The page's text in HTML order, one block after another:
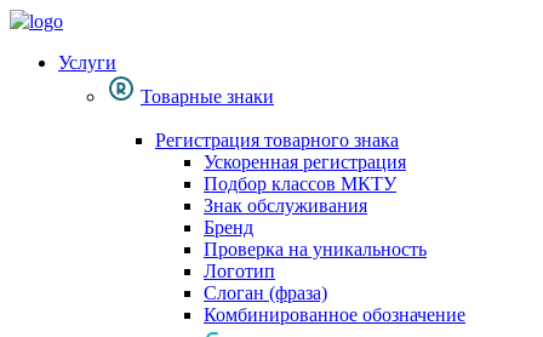
Услуги
Товарные знаки
Регистрация товарного знака
Ускоренная регистрация
Подбор классов МКТУ
Знак обслуживания
Бренд
Проверка на уникальность
Логотип
Слоган (фраза)
Комбинированное обозначение